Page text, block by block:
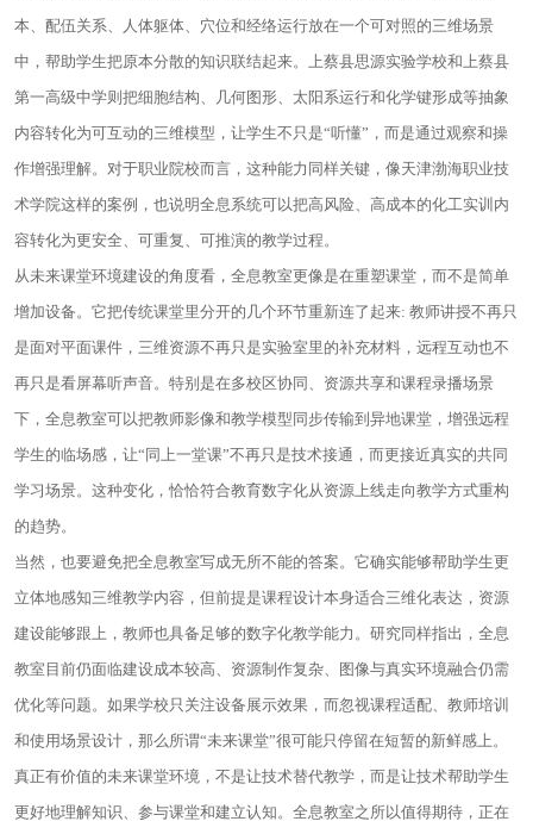
本、配伍关系、人体躯体、穴位和经络运行放在一个可对照的三维场景
中，帮助学生把原本分散的知识联结起来。上蔡县思源实验学校和上蔡县
第一高级中学则把细胞结构、几何图形、太阳系运行和化学键形成等抽象
内容转化为可互动的三维模型，让学生不只是“听懂”，而是通过观察和操
作增强理解。对于职业院校而言，这种能力同样关键，像天津渤海职业技
术学院这样的案例，也说明全息系统可以把高风险、高成本的化工实训内
容转化为更安全、可重复、可推演的教学过程。
从未来课堂环境建设的角度看，全息教室更像是在重塑课堂，而不是简单
增加设备。它把传统课堂里分开的几个环节重新连了起来: 教师讲授不再只
是面对平面课件，三维资源不再只是实验室里的补充材料，远程互动也不
再只是看屏幕听声音。特别是在多校区协同、资源共享和课程录播场景
下，全息教室可以把教师影像和教学模型同步传输到异地课堂，增强远程
学生的临场感，让“同上一堂课”不再只是技术接通，而更接近真实的共同
学习场景。这种变化，恰恰符合教育数字化从资源上线走向教学方式重构
的趋势。
当然，也要避免把全息教室写成无所不能的答案。它确实能够帮助学生更
立体地感知三维教学内容，但前提是课程设计本身适合三维化表达，资源
建设能够跟上，教师也具备足够的数字化教学能力。研究同样指出，全息
教室目前仍面临建设成本较高、资源制作复杂、图像与真实环境融合仍需
优化等问题。如果学校只关注设备展示效果，而忽视课程适配、教师培训
和使用场景设计，那么所谓“未来课堂”很可能只停留在短暂的新鲜感上。
真正有价值的未来课堂环境，不是让技术替代教学，而是让技术帮助学生
更好地理解知识、参与课堂和建立认知。全息教室之所以值得期待，正在